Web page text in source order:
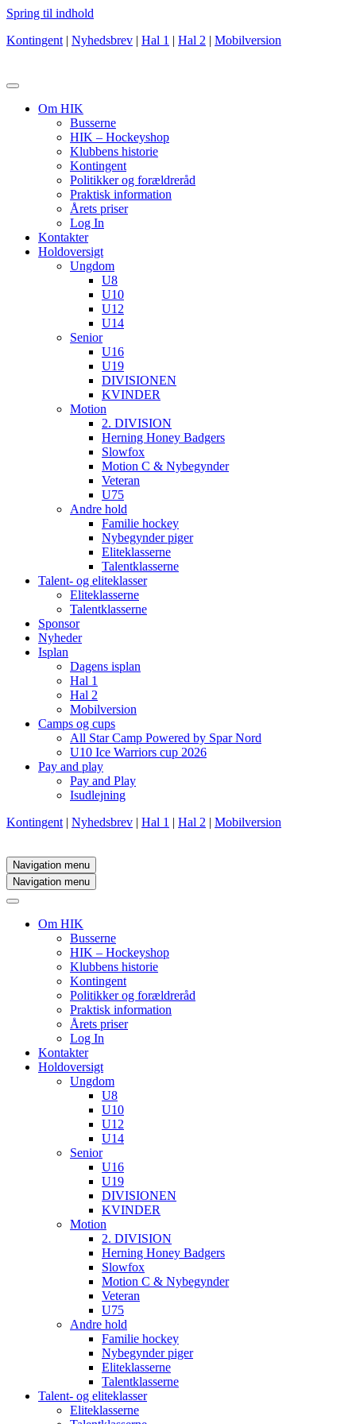
Spring til indhold
Kontingent | Nyhedsbrev | Hal 1 | Hal 2 | Mobilversion
Om HIK
Busserne
HIK – Hockeyshop
Klubbens historie
Kontingent
Politikker og forældreråd
Praktisk information
Årets priser
Log In
Kontakter
Holdoversigt
Ungdom
U8
U10
U12
U14
Senior
U16
U19
DIVISIONEN
KVINDER
Motion
2. DIVISION
Herning Honey Badgers
Slowfox
Motion C & Nybegynder
Veteran
U75
Andre hold
Familie hockey
Nybegynder piger
Eliteklasserne
Talentklasserne
Talent- og eliteklasser
Eliteklasserne
Talentklasserne
Sponsor
Nyheder
Isplan
Dagens isplan
Hal 1
Hal 2
Mobilversion
Camps og cups
All Star Camp Powered by Spar Nord
U10 Ice Warriors cup 2026
Pay and play
Pay and Play
Isudlejning
Kontingent | Nyhedsbrev | Hal 1 | Hal 2 | Mobilversion
Navigation menu
Navigation menu
Om HIK
Busserne
HIK – Hockeyshop
Klubbens historie
Kontingent
Politikker og forældreråd
Praktisk information
Årets priser
Log In
Kontakter
Holdoversigt
Ungdom
U8
U10
U12
U14
Senior
U16
U19
DIVISIONEN
KVINDER
Motion
2. DIVISION
Herning Honey Badgers
Slowfox
Motion C & Nybegynder
Veteran
U75
Andre hold
Familie hockey
Nybegynder piger
Eliteklasserne
Talentklasserne
Talent- og eliteklasser
Eliteklasserne